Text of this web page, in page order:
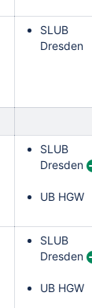
SLUB
Dresden
SLUB
Dresden
UB HGW
SLUB
Dresden
UB HGW